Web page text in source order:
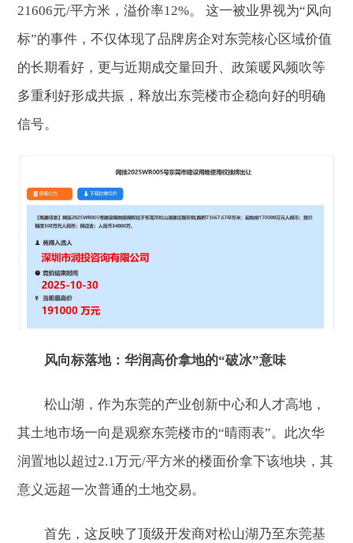
21606元/平方米，溢价率12%。 这一被业界视为“风向
标”的事件，不仅体现了品牌房企对东莞核心区域价值
的长期看好，更与近期成交量回升、政策暖风频吹等
多重利好形成共振，释放出东莞楼市企稳向好的明确
信号。
风向标落地：华润高价拿地的“破冰”意味
松山湖，作为东莞的产业创新中心和人才高地，
其土地市场一向是观察东莞楼市的“晴雨表”。此次华
润置地以超过2.1万元/平方米的楼面价拿下该地块，其
意义远超一次普通的土地交易。
首先，这反映了顶级开发商对松山湖乃至东莞基